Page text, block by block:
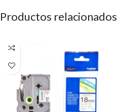
Productos relacionados